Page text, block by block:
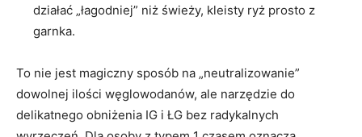
działać „łagodniej” niż świeży, kleisty ryż prosto z
garnka.
To nie jest magiczny sposób na „neutralizowanie”
dowolnej ilości węglowodanów, ale narzędzie do
delikatnego obniżenia IG i ŁG bez radykalnych